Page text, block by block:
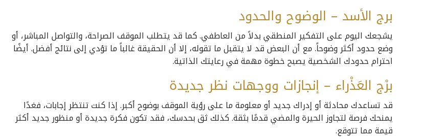
برج الأسد – الوضوح والحدود
يشجعك اليوم على التفكير المنطقي بدلاً من العاطفي. كما قد يتطلب الموقف الصراحة، والتواصل المباشر، أو
وضع حدود أكثر وضوحاً. مع أن البعض قد لا يتقبل ما تقوله، إلا أن الحقيقة غالباً ما تؤدي إلى نتائج أفضل. أيضًا
احترام حدودك الشخصية يصبح خطوة مهمة في رعايتك الذاتية.
برْج العَذْراء – إنجازات ووجهات نظر جديدة
قد تساعدك محادثة أو إدراك جديد أو معلومة ما على رؤية الموقف بوضوح أكبر. إذا كنت تنتظر إجابات، فغدًا
يمنحك فرصة لتجاوز الحيرة والمضي قدمًا بثقة. كذلك ثق بحدسك، فقد تكون فكرة جديدة أو منظور جديد أكثر
قيمة مما تتوقع.